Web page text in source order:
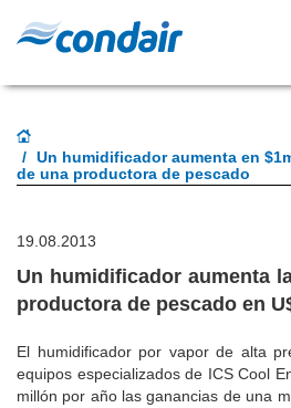
Un humidificador aumenta en
de una productora de pescado
19.08.2013
Un humidificador aumenta
productora de pescado en
El humidificador por vapor de alta
equipos especializados de ICS Cool
millón por año las ganancias de una